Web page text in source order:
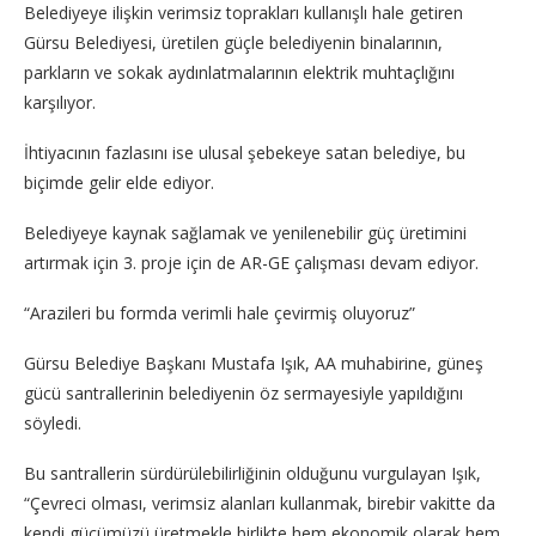
Belediyeye ilişkin verimsiz toprakları kullanışlı hale getiren
Gürsu Belediyesi, üretilen güçle belediyenin binalarının,
parkların ve sokak aydınlatmalarının elektrik muhtaçlığını
karşılıyor.
İhtiyacının fazlasını ise ulusal şebekeye satan belediye, bu
biçimde gelir elde ediyor.
Belediyeye kaynak sağlamak ve yenilenebilir güç üretimini
artırmak için 3. proje için de AR-GE çalışması devam ediyor.
“Arazileri bu formda verimli hale çevirmiş oluyoruz”
Gürsu Belediye Başkanı Mustafa Işık, AA muhabirine, güneş
gücü santrallerinin belediyenin öz sermayesiyle yapıldığını
söyledi.
Bu santrallerin sürdürülebilirliğinin olduğunu vurgulayan Işık,
“Çevreci olması, verimsiz alanları kullanmak, birebir vakitte da